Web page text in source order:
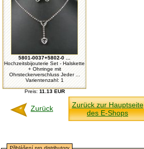
5801-0037+5802-0 ...
Hochzeitsbijouterie Set - Halskette
+ Ohrringe mit
Ohrsteckerverschluss Jeder ...
Varientenzahl: 1
Preis: 11.13 EUR
Zurück
Zurück zur Hauptseite
des E-Shops
Přihlášení pro distributory